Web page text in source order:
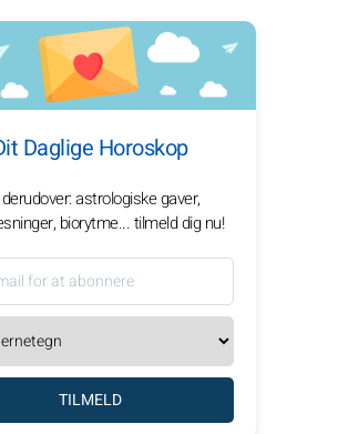
Daglige Horoskop
astrologiske gaver,
biorytme... tilmeld dig nu!
TILMELD